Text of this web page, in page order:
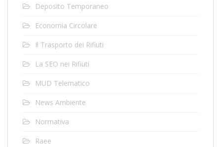
Deposito Temporaneo
Economia Circolare
Il Trasporto dei Rifiuti
La SEO nei Rifiuti
MUD Telematico
News Ambiente
Normativa
Raee